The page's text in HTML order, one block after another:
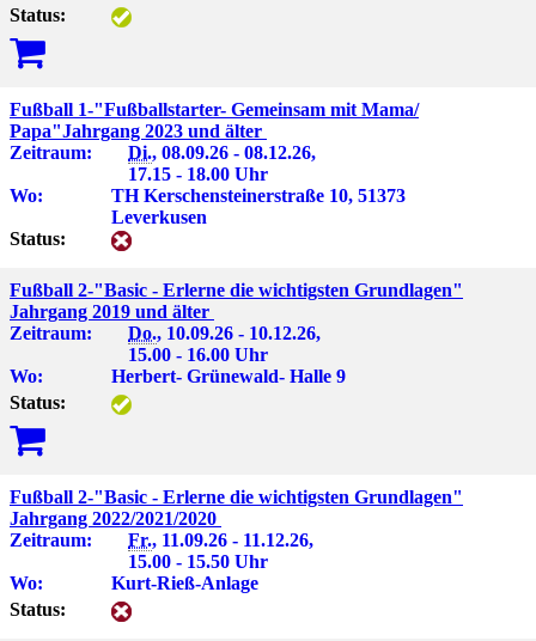
Status:
Fußball 1-"Fußballstarter- Gemeinsam mit Mama/
Papa"Jahrgang 2023 und älter
Zeitraum:
Di., 08.09.26 - 08.12.26,
17.15 - 18.00 Uhr
Wo:
TH Kerschensteinerstraße 10, 51373
Leverkusen
Status:
Fußball 2-"Basic - Erlerne die wichtigsten Grundlagen"
Jahrgang 2019 und älter
Zeitraum:
Do., 10.09.26 - 10.12.26,
15.00 - 16.00 Uhr
Wo:
Herbert- Grünewald- Halle 9
Status:
Fußball 2-"Basic - Erlerne die wichtigsten Grundlagen"
Jahrgang 2022/2021/2020
Zeitraum:
Fr., 11.09.26 - 11.12.26,
15.00 - 15.50 Uhr
Wo:
Kurt-Rieß-Anlage
Status: